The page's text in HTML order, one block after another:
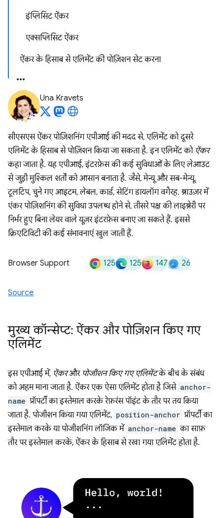
इंप्लिसिट ऐंकर
एक्सप्लिसिट ऐंकर
ऐंकर के हिसाब से एलिमेंट की पोज़िशन सेट करना
Una Kravets
सीएसएस ऐंकर पोज़िशनिंग एपीआई की मदद से, एलिमेंट को दूसरे
एलिमेंट के हिसाब से पोज़िशन किया जा सकता है. इन एलिमेंट को ऐंकर
कहा जाता है. यह एपीआई, इंटरफ़ेस की कई सुविधाओं के लिए लेआउट
से जुड़ी मुश्किल शर्तों को आसान बनाता है. जैसे, मेन्यू और सब-मेन्यू,
टूलटिप, चुने गए आइटम, लेबल, कार्ड, सेटिंग डायलॉग वगैरह. ब्राउज़र में
एंकर पोज़िशनिंग की सुविधा उपलब्ध होने से, तीसरे पक्ष की लाइब्रेरी पर
निर्भर हुए बिना लेयर वाले यूज़र इंटरफ़ेस बनाए जा सकते हैं. इससे
क्रिएटिविटी की कई संभावनाएं खुल जाती हैं.
Browser Support 125 125 147 26
Source
मुख्य कॉन्सेप्ट: ऐंकर और पोज़िशन किए गए
एलिमेंट
इस एपीआई में, ऐंकरऔर पोजीशन किए गए एलिमेंटके बीच के संबंध
को अहम माना जाता है. ऐंकर एक ऐसा एलिमेंट होता है जिसे anchor-
name प्रॉपर्टी का इस्तेमाल करके रेफ़रंस पॉइंट के तौर पर तय किया
जाता है. पोजीशन किया गया एलिमेंट, position-anchor प्रॉपर्टी का
इस्तेमाल करके या पोजीशनिंग लॉजिक में anchor-name का साफ़
तौर पर इस्तेमाल करके, ऐंकर के हिसाब से रखा गया एलिमेंट होता है.